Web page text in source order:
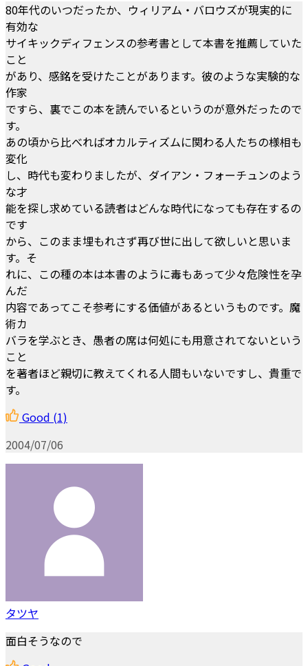
80年代のいつだったか、ウィリアム・バロウズが現実的に
有効な
サイキックディフェンスの参考書として本書を推薦していた
こと
があり、感銘を受けたことがあります。彼のような実験的な
作家
ですら、裏でこの本を読んでいるというのが意外だったので
す。
あの頃から比べればオカルティズムに関わる人たちの様相も
変化
し、時代も変わりましたが、ダイアン・フォーチュンのよう
な才
能を探し求めている読者はどんな時代になっても存在するの
です
から、このまま埋もれさず再び世に出して欲しいと思いま
す。そ
れに、この種の本は本書のように毒もあって少々危険性を孕
んだ
内容であってこそ参考にする価値があるというものです。魔
術カ
バラを学ぶとき、愚者の席は何処にも用意されてないという
こと
を著者ほど親切に教えてくれる人間もいないですし、貴重で
す。
Good (1)
2004/07/06
タツヤ
面白そうなので